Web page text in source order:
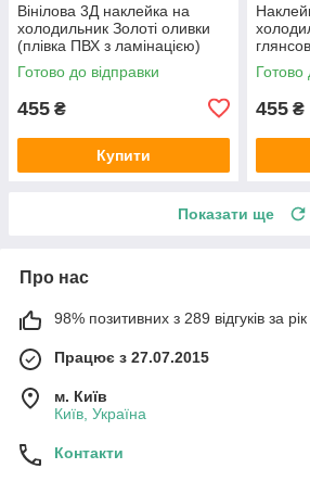
Вінілова 3Д наклейка на
холодильник Золоті оливки
(плівка ПВХ з ламінацією)
600х1800 мм
Готово до відправки
455 ₴
Купити
Готово
455 ₴
Показати ще
Про нас
98% позитивних з 289 відгуків за рік
Працює з 27.07.2015
м. Київ
Київ, Україна
Контакти